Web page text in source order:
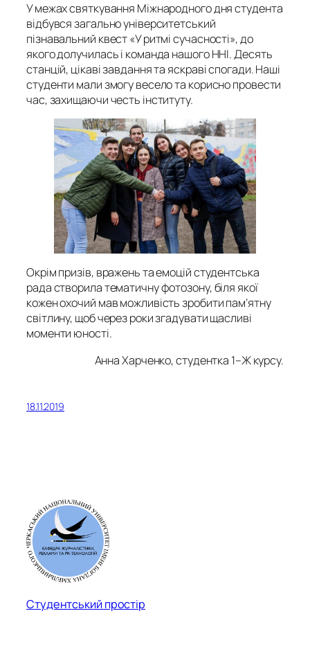
У межах святкування Міжнародного дня студента
відбувся загально університетський
пізнавальний квест «У ритмі сучасності», до
якого долучилась і команда нашого ННІ. Десять
станцій, цікаві завдання та яскраві спогади. Наші
студенти мали змогу весело та корисно провести
час, захищаючи честь інституту.
Окрім призів, вражень та емоцій студентська
рада створила тематичну фотозону, біля якої
кожен охочий мав можливість зробити пам’ятну
світлину, щоб через роки згадувати щасливі
моменти юності.
Анна Харченко, студентка 1–Ж курсу.
18.11.2019
Студентський простір